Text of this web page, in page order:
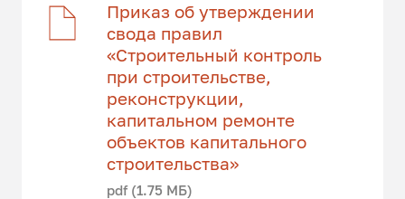
Приказ об утверждении
свода правил
«Строительный контроль
при строительстве,
реконструкции,
капитальном ремонте
объектов капитального
строительства»
pdf (1.75 МБ)